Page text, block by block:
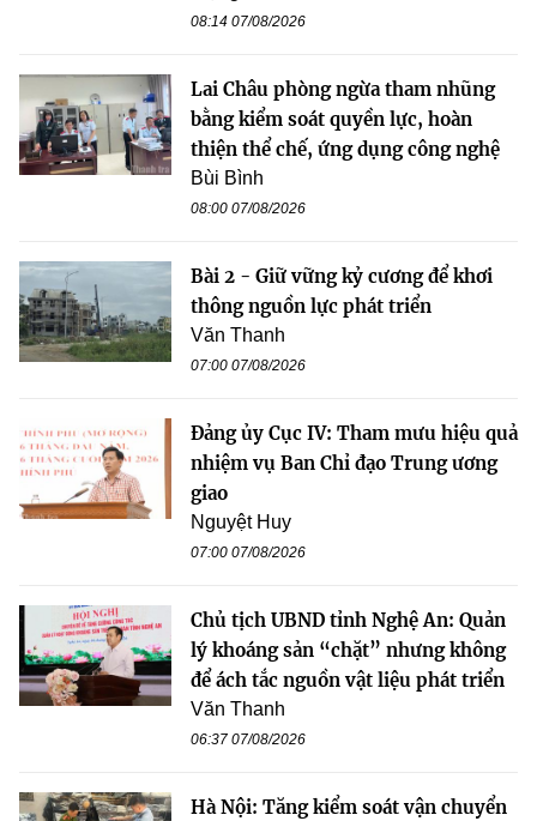
08:14 07/08/2026
Lai Châu phòng ngừa tham nhũng
bằng kiểm soát quyền lực, hoàn
thiện thể chế, ứng dụng công nghệ
Bùi Bình
08:00 07/08/2026
Bài 2 - Giữ vững kỷ cương để khơi
thông nguồn lực phát triển
Văn Thanh
07:00 07/08/2026
Đảng ủy Cục IV: Tham mưu hiệu quả
nhiệm vụ Ban Chỉ đạo Trung ương
giao
Nguyệt Huy
07:00 07/08/2026
Chủ tịch UBND tỉnh Nghệ An: Quản
lý khoáng sản “chặt” nhưng không
để ách tắc nguồn vật liệu phát triển
Văn Thanh
06:37 07/08/2026
Hà Nội: Tăng kiểm soát vận chuyển